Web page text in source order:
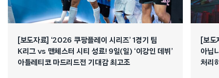
[보도자료] ‘2026 쿠팡플레이 시리즈’ 1경기 팀
K리그 vs 맨체스터 시티 성료! 9일(일) ‘이강인 데뷔’
아틀레티코 마드리드전 기대감 최고조
[보
아닙
처리